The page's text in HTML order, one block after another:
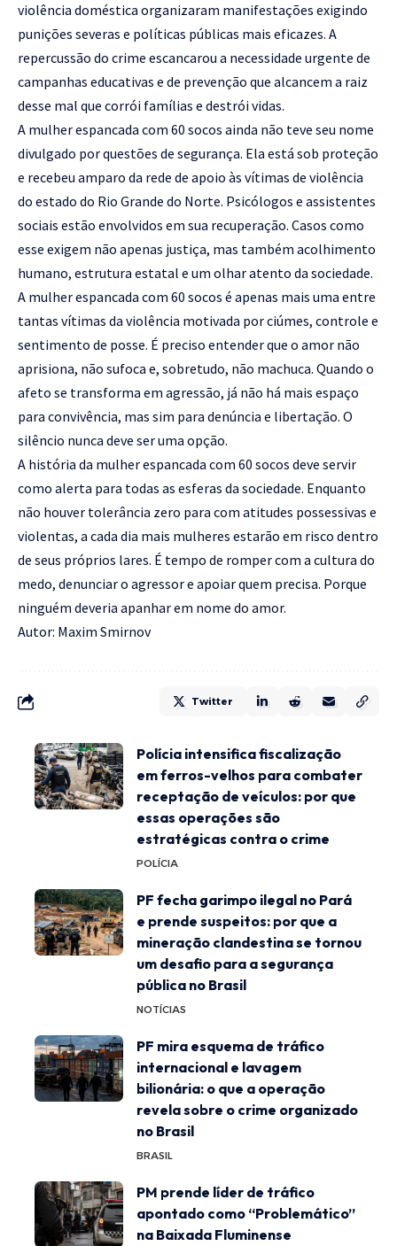
violência doméstica organizaram manifestações exigindo
punições severas e políticas públicas mais eficazes. A
repercussão do crime escancarou a necessidade urgente de
campanhas educativas e de prevenção que alcancem a raiz
desse mal que corrói famílias e destrói vidas.
A mulher espancada com 60 socos ainda não teve seu nome
divulgado por questões de segurança. Ela está sob proteção
e recebeu amparo da rede de apoio às vítimas de violência
do estado do Rio Grande do Norte. Psicólogos e assistentes
sociais estão envolvidos em sua recuperação. Casos como
esse exigem não apenas justiça, mas também acolhimento
humano, estrutura estatal e um olhar atento da sociedade.
A mulher espancada com 60 socos é apenas mais uma entre
tantas vítimas da violência motivada por ciúmes, controle e
sentimento de posse. É preciso entender que o amor não
aprisiona, não sufoca e, sobretudo, não machuca. Quando o
afeto se transforma em agressão, já não há mais espaço
para convivência, mas sim para denúncia e libertação. O
silêncio nunca deve ser uma opção.
A história da mulher espancada com 60 socos deve servir
como alerta para todas as esferas da sociedade. Enquanto
não houver tolerância zero para com atitudes possessivas e
violentas, a cada dia mais mulheres estarão em risco dentro
de seus próprios lares. É tempo de romper com a cultura do
medo, denunciar o agressor e apoiar quem precisa. Porque
ninguém deveria apanhar em nome do amor.
Autor: Maxim Smirnov
Twitter
Polícia intensifica fiscalização
em ferros-velhos para combater
receptação de veículos: por que
essas operações são
estratégicas contra o crime
POLÍCIA
PF fecha garimpo ilegal no Pará
e prende suspeitos: por que a
mineração clandestina se tornou
um desafio para a segurança
pública no Brasil
NOTÍCIAS
PF mira esquema de tráfico
internacional e lavagem
bilionária: o que a operação
revela sobre o crime organizado
no Brasil
BRASIL
PM prende líder de tráfico
apontado como “Problemático”
na Baixada Fluminense